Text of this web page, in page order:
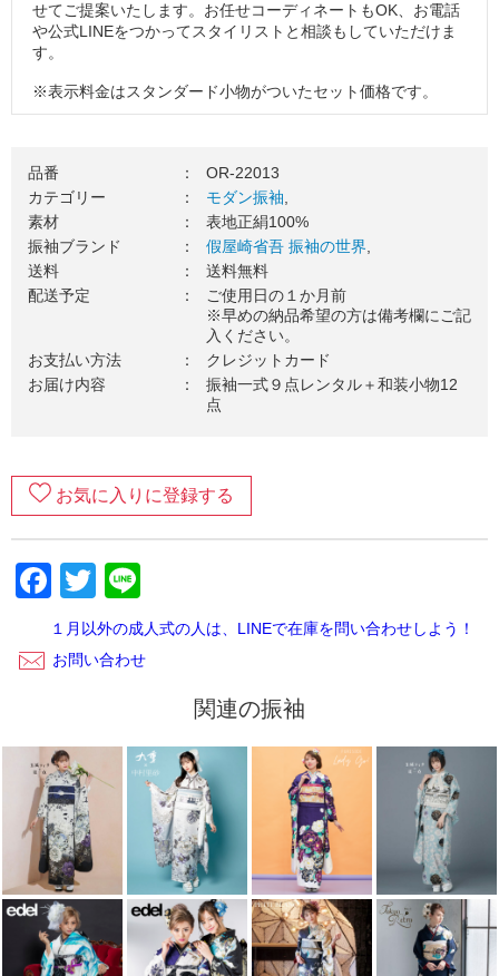
せてご提案いたします。お任せコーディネートもOK、お電話
や公式LINEをつかってスタイリストと相談もしていただけま
す。
※表示料金はスタンダード小物がついたセット価格です。
３．振袖一式をお届け（送料無料）
ご使用日の１カ月前を目安に、振袖一式をお送りいたしま
す。お届け日のご希望がございましたら、お気軽にご相談く
ださい。
４．ご成人式当日（ご使用日）
振袖を着て、最高の記念日を楽しみましょう！当日の着付
け・ヘアセットの手配はお忘れなくご準備をお願いします。
す。
ご返却内容が確認できましたら、当店から受け取りの連絡が
ございます。レンタルご利用いただきありがとうございまし
品番 ：
OR-22013
カテゴリー
： モダン振袖
素材
：
表地正絹100%
振袖ブランド
： 假屋崎省吾 振袖の世界
送料
：
送料無料
配送予定
：
ご使用日の１か月前
※早めの納品希望の方は備考欄にご記
入ください。
お支払い方法
：
クレジットカード
お届け内容
：
振袖一式９点レンタル＋和装小物12
点
お気に入りに登録する
Facebook
Twitter
１月以外の成人式の人は、LINEで在庫を問い合わせしよう！
お問い合わせ
関連の振袖